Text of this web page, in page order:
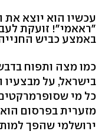
עכשיו הוא יוצא את
"ראאמי"! זועקת
באמצע כביש
כמו מצה ותפוח
בישראל, על מבצעיו
כל מי
מזערית בפרסום
ירושלמי שהפך